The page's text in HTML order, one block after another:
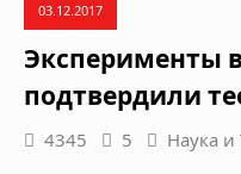
03.12.2017
Эксперименты
подтвердили
4345 5 Наука и